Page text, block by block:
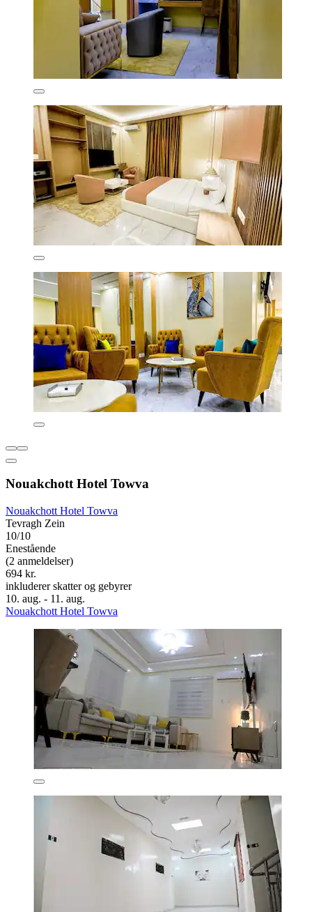
Nouakchott Hotel Towva
Nouakchott Hotel Towva
Tevragh Zein
10/10
Enestående
(2 anmeldelser)
694 kr.
inkluderer skatter og gebyrer
10. aug. - 11. aug.
Nouakchott Hotel Towva